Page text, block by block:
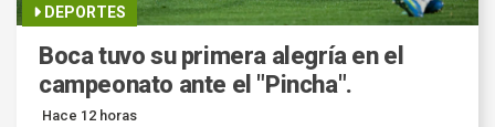
DEPORTES
Boca tuvo su primera alegría en el
campeonato ante el "Pincha".
Hace 12 horas